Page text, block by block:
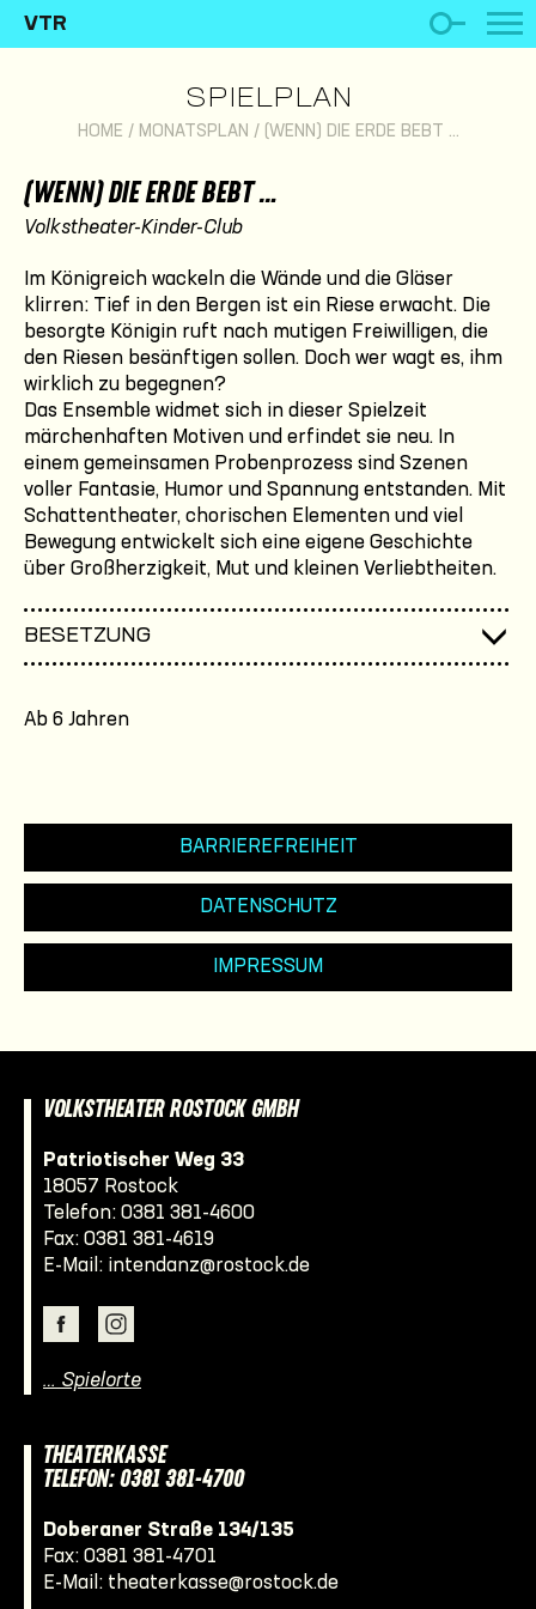
VTR
SPIELPLAN
HOME / MONATSPLAN / (WENN) DIE ERDE BEBT …
(WENN) DIE ERDE BEBT …
Volkstheater-Kinder-Club
Im Königreich wackeln die Wände und die Gläser
klirren: Tief in den Bergen ist ein Riese erwacht. Die
besorgte Königin ruft nach mutigen Freiwilligen, die
den Riesen besänftigen sollen. Doch wer wagt es, ihm
wirklich zu begegnen?
Das Ensemble widmet sich in dieser Spielzeit
märchenhaften Motiven und erfindet sie neu. In
einem gemeinsamen Probenprozess sind Szenen
voller Fantasie, Humor und Spannung entstanden. Mit
Schattentheater, chorischen Elementen und viel
Bewegung entwickelt sich eine eigene Geschichte
über Großherzigkeit, Mut und kleinen Verliebtheiten.
BESETZUNG
Ab 6 Jahren
BARRIEREFREIHEIT
DATENSCHUTZ
IMPRESSUM
VOLKSTHEATER ROSTOCK GMBH
Patriotischer Weg 33
18057 Rostock
Telefon: 0381 381-4600
Fax: 0381 381-4619
E-Mail: intendanz@rostock.de
… Spielorte
THEATERKASSE
TELEFON: 0381 381-4700
Doberaner Straße 134/135
Fax: 0381 381-4701
E-Mail: theaterkasse@rostock.de